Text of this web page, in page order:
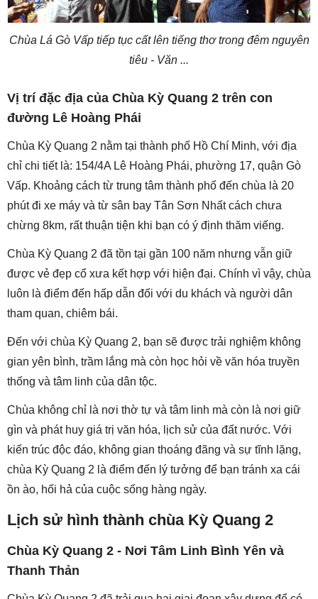
Chùa Lá Gò Vấp tiếp tục cất lên tiếng thơ trong đêm nguyên
tiêu - Văn ...
Vị trí đặc địa của Chùa Kỳ Quang 2 trên con
đường Lê Hoàng Phái
Chùa Kỳ Quang 2 nằm tại thành phố Hồ Chí Minh, với địa
chỉ chi tiết là: 154/4A Lê Hoàng Phái, phường 17, quận Gò
Vấp. Khoảng cách từ trung tâm thành phố đến chùa là 20
phút đi xe máy và từ sân bay Tân Sơn Nhất cách chưa
chừng 8km, rất thuận tiện khi bạn có ý định thăm viếng.
Chùa Kỳ Quang 2 đã tồn tại gần 100 năm nhưng vẫn giữ
được vẻ đẹp cổ xưa kết hợp với hiện đại. Chính vì vậy, chùa
luôn là điểm đến hấp dẫn đối với du khách và người dân
tham quan, chiêm bái.
Đến với chùa Kỳ Quang 2, bạn sẽ được trải nghiệm không
gian yên bình, trầm lắng mà còn học hỏi về văn hóa truyền
thống và tâm linh của dân tộc.
Chùa không chỉ là nơi thờ tự và tâm linh mà còn là nơi giữ
gìn và phát huy giá trị văn hóa, lịch sử của đất nước. Với
kiến trúc độc đáo, không gian thoáng đãng và sự tĩnh lặng,
chùa Kỳ Quang 2 là điểm đến lý tưởng để bạn tránh xa cái
ồn ào, hối hả của cuộc sống hàng ngày.
Lịch sử hình thành chùa Kỳ Quang 2
Chùa Kỳ Quang 2 - Nơi Tâm Linh Bình Yên và
Thanh Thản